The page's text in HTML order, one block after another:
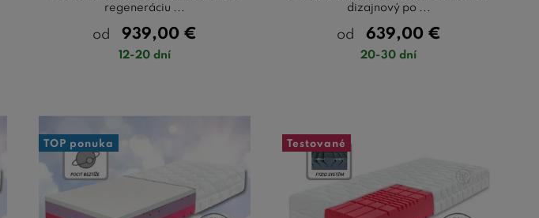
regeneráciu ...
od 939,00 €
12-20 dní
dizajnový po ...
od 639,00 €
20-30 dní
TOP ponuka Testované